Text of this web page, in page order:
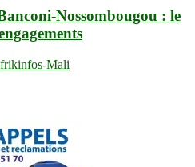
Nossombougou : le
Mali